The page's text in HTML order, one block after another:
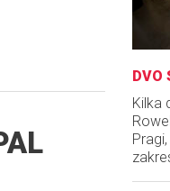
DVO
Kilka